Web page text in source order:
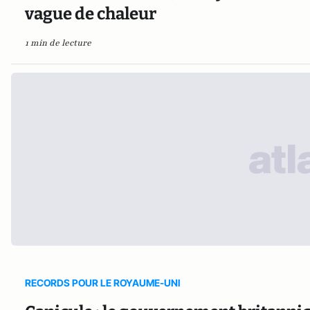
vague de chaleur
1 min de lecture
RECORDS POUR LE ROYAUME-UNI